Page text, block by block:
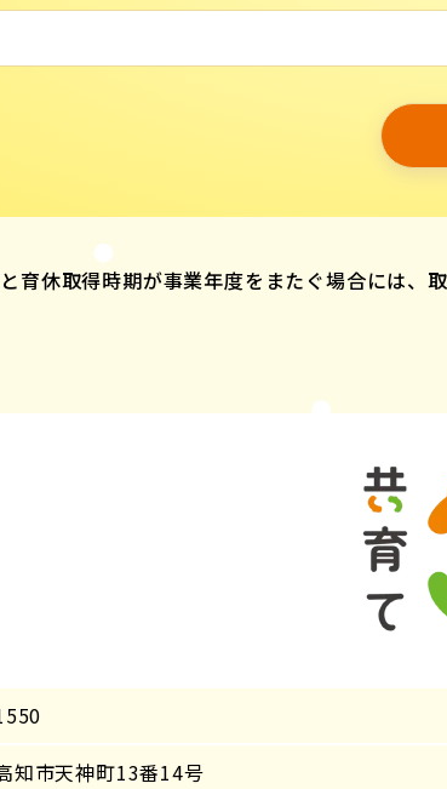
育休取得時期が事業年度をまたぐ場合には、
知市天神町13番14号